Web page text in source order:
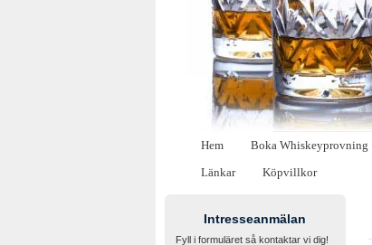
Hem Boka Whiskeyprovning
Länkar
Köpvillkor
Intresseanmälan
Fyll i formuläret så kontaktar vi dig!